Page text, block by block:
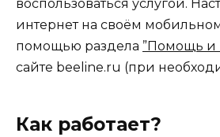
воспользоваться услугой.
интернет на своём
помощью раздела ”Помощь и
сайте beeline.ru (при
Как работает?